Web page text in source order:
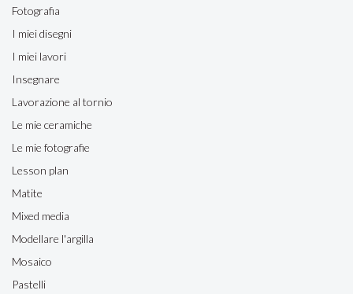
Fotografia
I miei disegni
I miei lavori
Insegnare
Lavorazione al tornio
Le mie ceramiche
Le mie fotografie
Lesson plan
Matite
Mixed media
Modellare l'argilla
Mosaico
Pastelli